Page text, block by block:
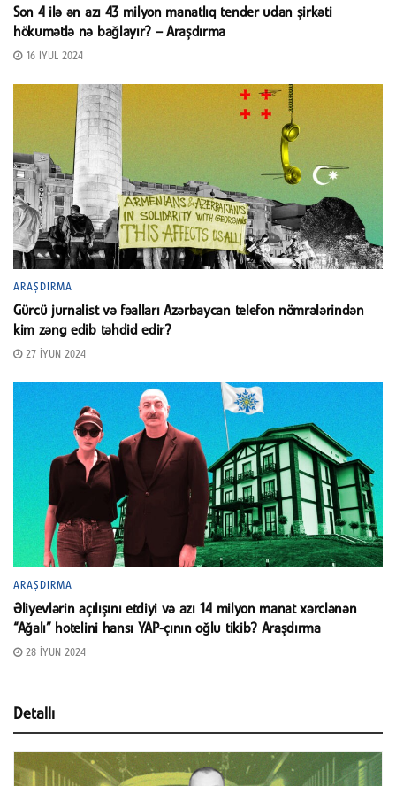
Son 4 ilə ən azı 43 milyon manatlıq tender udan şirkəti
hökumətlə nə bağlayır? – Araşdırma
16 İYUL 2024
ARAŞDIRMA
Gürcü jurnalist və fəalları Azərbaycan telefon nömrələrindən
kim zəng edib təhdid edir?
27 İYUN 2024
ARAŞDIRMA
Əliyevlərin açılışını etdiyi və azı 14 milyon manat xərclənən
“Ağalı” hotelini hansı YAP-çının oğlu tikib? Araşdırma
28 İYUN 2024
Detallı